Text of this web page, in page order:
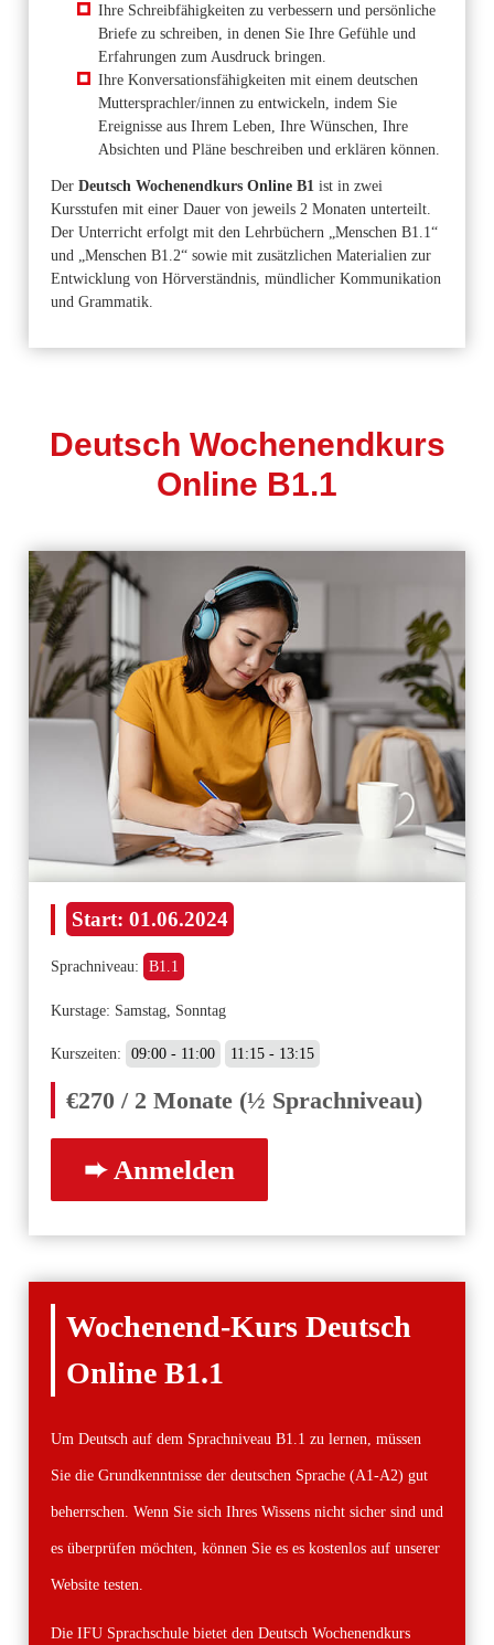
Ihre Schreibfähigkeiten zu verbessern und persönliche
Briefe zu schreiben, in denen Sie Ihre Gefühle und
Erfahrungen zum Ausdruck bringen.
Ihre Konversationsfähigkeiten mit einem deutschen
Muttersprachler/innen zu entwickeln, indem Sie
Ereignisse aus Ihrem Leben, Ihre Wünschen, Ihre
Absichten und Pläne beschreiben und erklären können.
Der Deutsch Wochenendkurs Online B1 ist in zwei
Kursstufen mit einer Dauer von jeweils 2 Monaten unterteilt.
Der Unterricht erfolgt mit den Lehrbüchern „Menschen B1.1“
und „Menschen B1.2“ sowie mit zusätzlichen Materialien zur
Entwicklung von Hörverständnis, mündlicher Kommunikation
und Grammatik.
Deutsch Wochenendkurs
Online B1.1
Start: 01.06.2024
Sprachniveau: B1.1
Kurstage: Samstag, Sonntag
Kurszeiten: 09:00 - 11:00 11:15 - 13:15
€270 / 2 Monate (½ Sprachniveau)
Wochenend-Kurs Deutsch
Online B1.1
Um Deutsch auf dem Sprachniveau B1.1 zu lernen, müssen
Sie die Grundkenntnisse der deutschen Sprache (A1-A2) gut
beherrschen. Wenn Sie sich Ihres Wissens nicht sicher sind und
es überprüfen möchten, können Sie es es kostenlos auf unserer
Website testen.
Die IFU Sprachschule bietet den Deutsch Wochenendkurs